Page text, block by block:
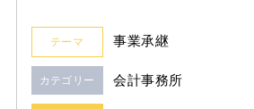
カテゴリー 会計事務所
テーマ 事業承継